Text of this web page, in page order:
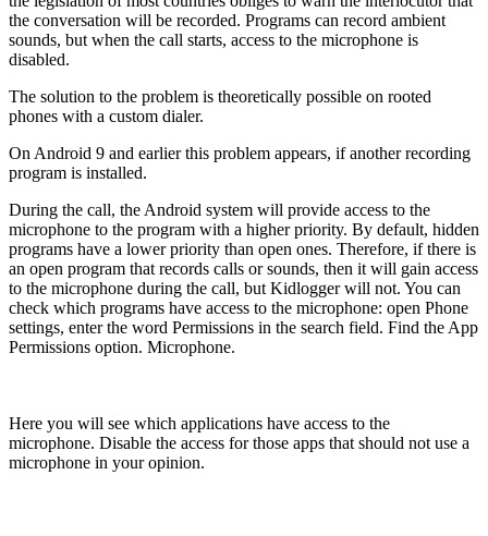
the conversation will be recorded. Programs can record ambient
sounds, but when the call starts, access to the microphone is
disabled.
The solution to the problem is theoretically possible on rooted
phones with a custom dialer.
On Android 9 and earlier this problem appears, if another recording
program is installed.
During the call, the Android system will provide access to the
microphone to the program with a higher priority. By default, hidden
programs have a lower priority than open ones. Therefore, if there is
an open program that records calls or sounds, then it will gain access
to the microphone during the call, but Kidlogger will not. You can
check which programs have access to the microphone: open Phone
settings, enter the word Permissions in the search field. Find the App
Permissions option. Microphone.
Here you will see which applications have access to the
microphone. Disable the access for those apps that should not use a
microphone in your opinion.